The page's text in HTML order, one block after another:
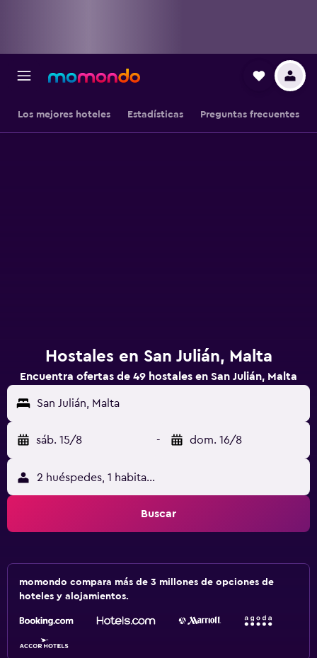
Los mejores hoteles Estadísticas Preguntas frecuentes
Hostales en San Julián, Malta
Encuentra ofertas de 49 hostales en San Julián, Malta
San Julián, Malta
sáb. 15/8 - dom. 16/8
2 huéspedes, 1 habitación
Buscar
momondo compara más de 3 millones de opciones de
hoteles y alojamientos.